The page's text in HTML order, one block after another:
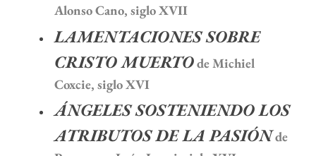
Alonso Cano, siglo XVII
LAMENTACIONES SOBRE
CRISTO MUERTOde Michiel
Coxcie, siglo XVI
ÁNGELES SOSTENIENDO LOS
ATRIBUTOS DE LA PASIÓNde